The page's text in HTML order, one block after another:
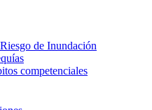
de Inundación
competenciales